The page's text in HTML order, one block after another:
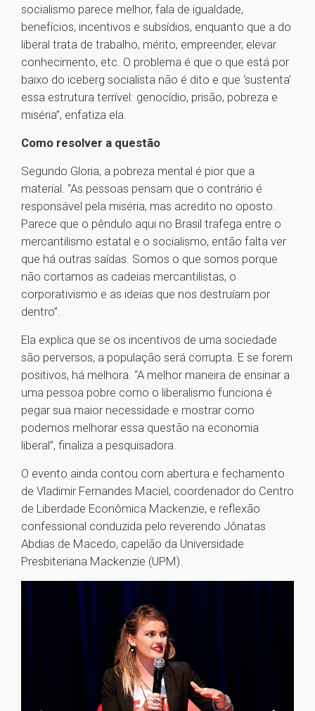
socialismo parece melhor, fala de igualdade,
benefícios, incentivos e subsídios, enquanto que a do
liberal trata de trabalho, mérito, empreender, elevar
conhecimento, etc. O problema é que o que está por
baixo do iceberg socialista não é dito e que ‘sustenta’
essa estrutura terrível: genocídio, prisão, pobreza e
miséria”, enfatiza ela.
Como resolver a questão
Segundo Gloria, a pobreza mental é pior que a
material. “As pessoas pensam que o contrário é
responsável pela miséria, mas acredito no oposto.
Parece que o pêndulo aqui no Brasil trafega entre o
mercantilismo estatal e o socialismo, então falta ver
que há outras saídas. Somos o que somos porque
não cortamos as cadeias mercantilistas, o
corporativismo e as ideias que nos destruíam por
dentro”.
Ela explica que se os incentivos de uma sociedade
são perversos, a população será corrupta. E se forem
positivos, há melhora. “A melhor maneira de ensinar a
uma pessoa pobre como o liberalismo funciona é
pegar sua maior necessidade e mostrar como
podemos melhorar essa questão na economia
liberal”, finaliza a pesquisadora.
O evento ainda contou com abertura e fechamento
de Vladimir Fernandes Maciel, coordenador do Centro
de Liberdade Econômica Mackenzie, e reflexão
confessional conduzida pelo reverendo Jônatas
Abdias de Macedo, capelão da Universidade
Presbiteriana Mackenzie (UPM).